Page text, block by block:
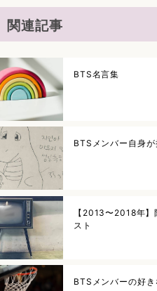
関連記事
BTS名言集
BTSメンバー自身が
【2013〜2018年】
スト
BTSメンバーの好き